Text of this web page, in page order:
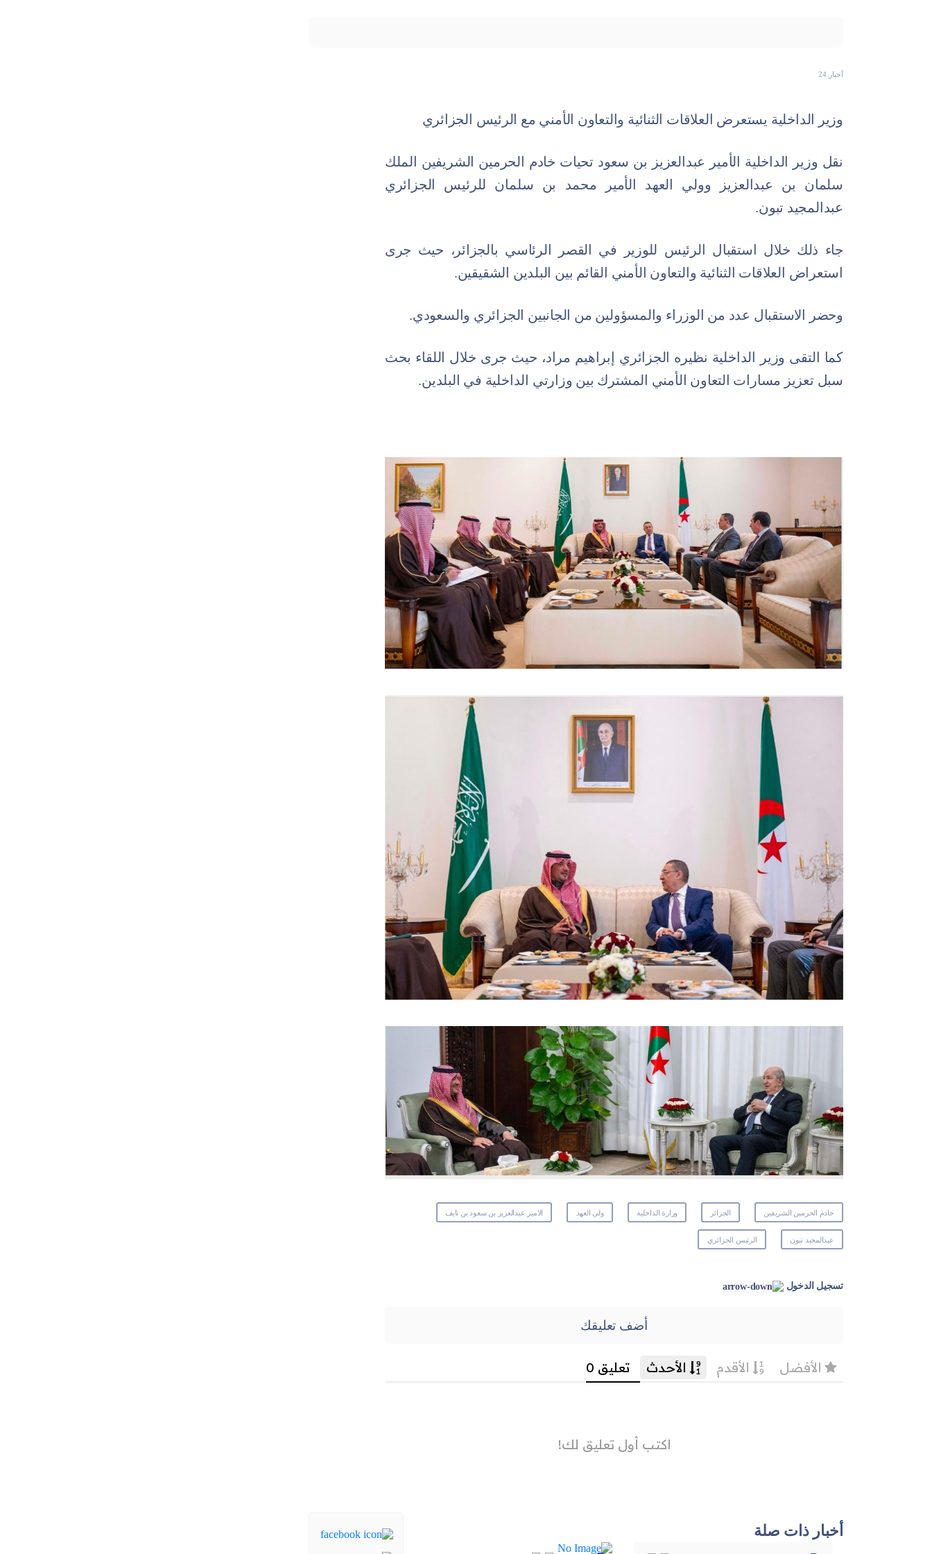
أخبار 24
وزير الداخلية يستعرض العلاقات الثنائية والتعاون الأمني مع الرئيس الجزائري
نقل وزير الداخلية الأمير عبدالعزيز بن سعود تحيات خادم الحرمين الشريفين الملك
سلمان بن عبدالعزيز وولي العهد الأمير محمد بن سلمان للرئيس الجزائري
عبدالمجيد تبون.
جاء ذلك خلال استقبال الرئيس للوزير في القصر الرئاسي بالجزائر، حيث جرى
استعراض العلاقات الثنائية والتعاون الأمني القائم بين البلدين الشقيقين.
وحضر الاستقبال عدد من الوزراء والمسؤولين من الجانبين الجزائري والسعودي.
كما التقى وزير الداخلية نظيره الجزائري إبراهيم مراد، حيث جرى خلال اللقاء بحث
سبل تعزيز مسارات التعاون الأمني المشترك بين وزارتي الداخلية في البلدين.
خادم الحرمين الشريفين الجزائر وزارة الداخلية ولي العهد الامير عبدالعزيز بن سعود بن نايف
عبدالمجيد تبون الرئيس الجزائري
تسجيل الدخول
أضف تعليقك
أخبار ذات صلة